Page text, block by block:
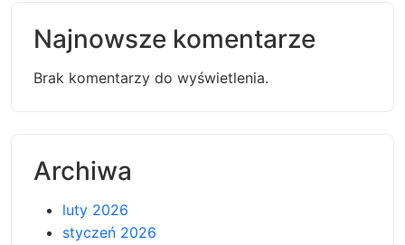
Najnowsze komentarze
Brak komentarzy do wyświetlenia.
Archiwa
luty 2026
styczeń 2026